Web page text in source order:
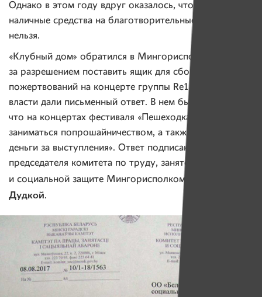
Однако в этом году вдруг оказалось, что собирать
наличные средства на благотворительные проекты...
нельзя.
«Клубный дом» обратился в Мингорисполком
за разрешением поставить ящик для сбора
пожертвований на концерте группы Re1ikt. Минские
власти дали письменный ответ. В нем было сказано,
что на концертах фестиваля «Пешеходка»
заниматься попрошайничеством, а также взимать
деньги за выступления». Ответ подписан заместителем
председателя комитета по труду, занятости
и социальной защите Мингорисполкома
Дудкой.